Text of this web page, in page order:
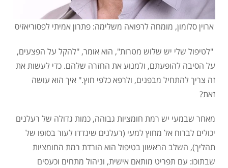
ארוין סלומון, מומחה לרפואה משלימה: פתרון אמיתי לפסוריאזיס
"לטיפול שלי יש שלוש מטרות", הוא אומר, "להקל על הפצעים,
על הסיבה להופעתם, ולמנוע את החזרה שלהם. כדי לעשות את
זה צריך להתחיל מבפנים, ולרפא כלפי חוץ." איך הוא עושה
זאת?
מאחר שבמעי יש רמת חומציות גבוהה, כמות גדולה של רעלנים
יכולים לברוח אל מחוץ למעי (רעלנים שינדדו לעור בסופו של
תהליך), השלב הראשון בטיפול הוא הורדת רמת החומציות
שבתוכו: עם תפריט מותאם אישית, וניהול מתחים וכעסים